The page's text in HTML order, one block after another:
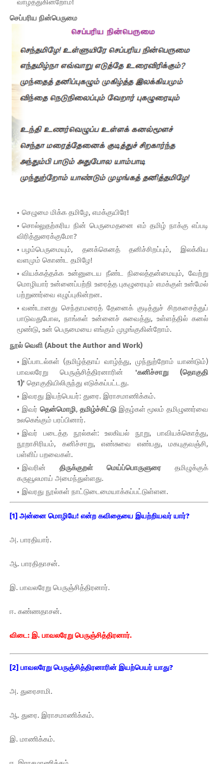
வாழ்த்துகின்றோம்!
செப்பரிய நின்பெருமை
செழுமை மிக்க தமிழே, எமக்குயிரே!
சொல்லுதற்கரிய நின் பெருமைதனை எம் தமிழ் நாக்கு எப்படி
விரித்துரைக்குமோ?
பழம்பெருமையும், தனக்கெனத் தனிச்சிறப்பும், இலக்கிய
வளமும் கொண்ட தமிழே!
வியக்கத்தக்க உன்னுடைய நீண்ட நிலைத்தன்மையும், வேற்று
மொழியார் உன்னைப்பற்றி உரைத்த புகழுரையும் எமக்குள் உன்மேல்
பற்றுணர்வை எழுப்புகின்றன.
வண்டானது செந்தாமரைத் தேனைக் குடித்துச் சிறகசைத்துப்
பாடுவதுபோல, நாங்கள் உன்னைச் சுவைத்து, உள்ளத்தில் கனல்
மூண்டு, உன் பெருமையை எங்கும் முழங்குகின்றோம்.
நூல் வெளி (About the Author and Work)
இப்பாடல்கள் (தமிழ்த்தாய் வாழ்த்து, முந்துற்றோம் யாண்டும்)
பாவலரேறு பெருஞ்சித்திரனாரின் 'கனிச்சாறு (தொகுதி
1)' தொகுதியிலிருந்து எடுக்கப்பட்டது.
இவரது இயற்பெயர்: துரை. இராசமாணிக்கம்.
இவர் தென்மொழி,தமிழ்ச்சிட்டு இதழ்கள் மூலம் தமிழுணர்வை
உலகெங்கும் பரப்பினார்.
இவர் படைத்த நூல்கள்: உலகியல் நூறு, பாவியக்கொத்து,
நூறாசிரியம், கனிச்சாறு, எண்சுவை எண்பது, மகபுகுவஞ்சி,
பள்ளிப் பறவைகள்.
இவரின் திருக்குறள் மெய்ப்பொருளுரை தமிழுக்குக்
கருவூலமாய் அமைந்துள்ளது.
இவரது நூல்கள் நாட்டுடைமையாக்கப்பட்டுள்ளன.
[1] அன்னை மொழியே! என்ற கவிதையை இயற்றியவர் யார்?
அ. பாரதியார்.
ஆ. பாரதிதாசன்.
இ. பாவலரேறு பெருஞ்சித்திரனார்.
ஈ. கண்ணதாசன்.
விடை: இ. பாவலரேறு பெருஞ்சித்திரனார்.
[2] பாவலரேறு பெருஞ்சித்திரனாரின் இயற்பெயர் யாது?
அ. துரைசாமி.
ஆ. துரை. இராசமாணிக்கம்.
இ. மாணிக்கம்.